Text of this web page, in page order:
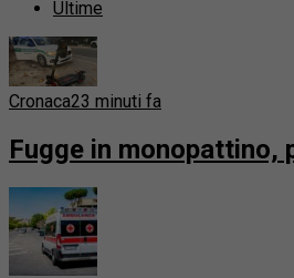
Ultime
Cronaca23 minuti fa
Fugge in